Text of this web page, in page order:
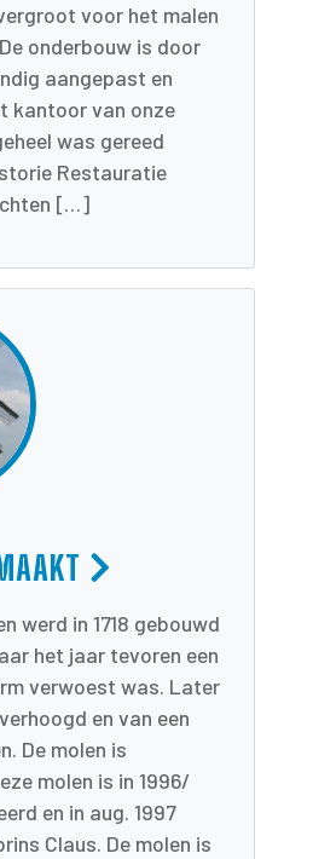
voor het malen
onderbouw is door
aangepast en
kantoor van onze
was gereed
Restauratie
[…]
werd in 1718 gebouwd
het jaar tevoren een
verwoest was. Later
en van een
De molen is
molen is in 1996/
en in aug. 1997
Claus. De molen is